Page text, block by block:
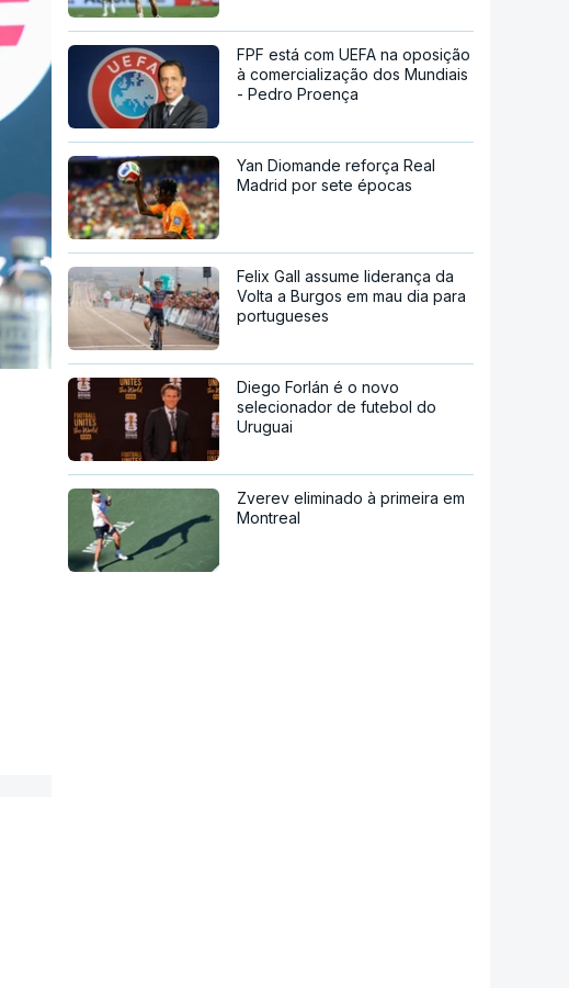
FPF está com UEFA na oposição
à comercialização dos Mundiais
- Pedro Proença
Yan Diomande reforça Real
Madrid por sete épocas
Felix Gall assume liderança da
Volta a Burgos em mau dia para
portugueses
Diego Forlán é o novo
selecionador de futebol do
Uruguai
Zverev eliminado à primeira em
Montreal